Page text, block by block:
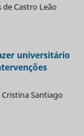
Castro Leão
universitário
Santiago